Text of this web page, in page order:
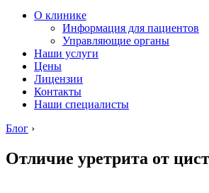
О клинике
Информация для пациентов
Управляющие органы
Наши услуги
Цены
Лицензии
Контакты
Наши специалисты
Блог ›
Отличие уретрита от